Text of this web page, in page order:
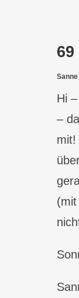
69
Sanne
Hi
–
mit!